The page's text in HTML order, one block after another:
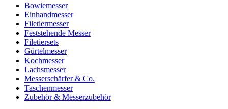
Bowiemesser
Einhandmesser
Filetiermesser
Feststehende Messer
Filetiersets
Gürtelmesser
Kochmesser
Lachsmesser
Messerschärfer & Co.
Taschenmesser
Zubehör & Messerzubehör